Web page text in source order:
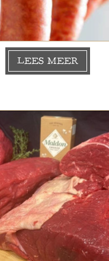
LEES MEER